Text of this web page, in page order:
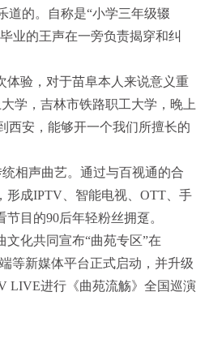
道的。自称是“小学三年级辍
业的王声在一旁负责揭穿和纠
体验，对于苗阜本人来说意义重
学，吉林市铁路职工大学，晚上
西安，能够开一个我们所擅长的
相声曲艺。通过与百视通的合
形成IPTV、智能电视、OTT、手
目的90后年轻粉丝拥趸。
文化共同宣布“曲苑专区”在
等新媒体平台正式启动，并升级
LIVE进行《曲苑流觞》全国巡演